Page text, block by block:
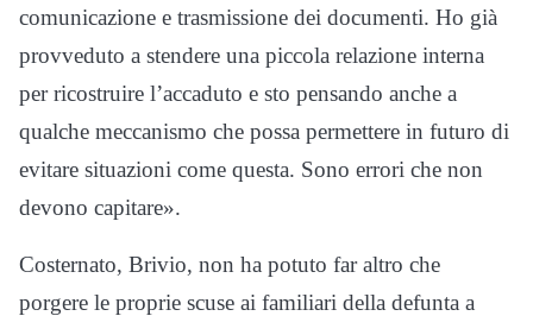
comunicazione e trasmissione dei documenti. Ho già
provveduto a stendere una piccola relazione interna
per ricostruire l’accaduto e sto pensando anche a
qualche meccanismo che possa permettere in futuro di
evitare situazioni come questa. Sono errori che non
devono capitare».
Costernato, Brivio, non ha potuto far altro che
porgere le proprie scuse ai familiari della defunta a